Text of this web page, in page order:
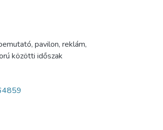
, pavilon, reklám,
közötti időszak